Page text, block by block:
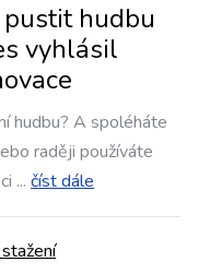
hudbu
vyhlásil
hudbu? A spoléháte
raději používáte
... číst dále